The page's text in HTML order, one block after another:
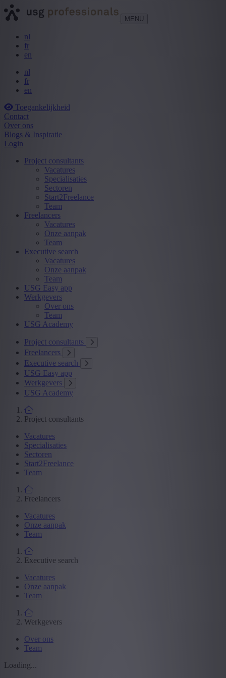
MENU
nl
fr
en
nl
fr
en
Toegankelijkheid
Contact
Over ons
Blogs & Inspiratie
Login
Project consultants
Vacatures
Specialisaties
Sectoren
Start2Freelance
Team
Freelancers
Vacatures
Onze aanpak
Team
Executive search
Vacatures
Onze aanpak
Team
USG Easy app
Werkgevers
Over ons
Team
USG Academy
Project consultants
Freelancers
Executive search
USG Easy app
Werkgevers
USG Academy
Project consultants
Vacatures
Specialisaties
Sectoren
Start2Freelance
Team
Freelancers
Vacatures
Onze aanpak
Team
Executive search
Vacatures
Onze aanpak
Team
Werkgevers
Over ons
Team
Loading...